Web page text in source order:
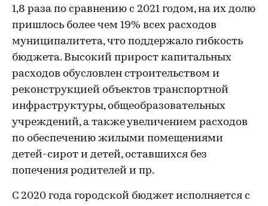
1,8 раза по сравнению с 2021 годом, на их долю
пришлось более чем 19% всех расходов
муниципалитета, что поддержало гибкость
бюджета. Высокий прирост капитальных
расходов обусловлен строительством и
реконструкцией объектов транспортной
инфраструктуры, общеобразовательных
учреждений, а также увеличением расходов
по обеспечению жилыми помещениями
детей-сирот и детей, оставшихся без
попечения родителей и пр.
С 2020 года городской бюджет исполняется с